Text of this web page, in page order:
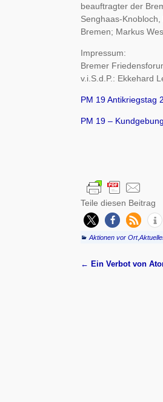
beauftragter der
Senghaas-
Bremen; Markus
Impressum:
Bremer
v.i.S.d.P.: Ekkehard
PM 19 Antikriegstag
PM 19 –
Teile diesen Beitrag
Aktionen vor Ort,
← Ein Verbot von